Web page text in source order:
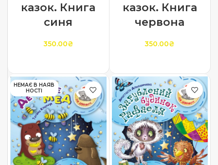
казок. Книга
синя
350.00₴
казок. Книга
червона
350.00₴
НЕМАЄ В НАЯВ
НОСТІ